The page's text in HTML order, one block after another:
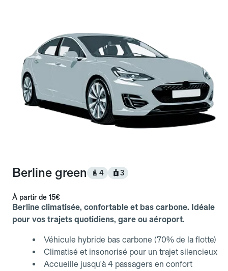
Berline green 4 3
À partir de 15€
Berline climatisée, confortable et bas carbone. Idéale
pour vos trajets quotidiens, gare ou aéroport.
Véhicule hybride bas carbone (70% de la flotte)
Climatisé et insonorisé pour un trajet silencieux
Accueille jusqu'à 4 passagers en confort